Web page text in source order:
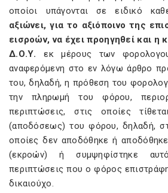
οποίοι υπάγονται σε ειδικό
αξιώνει, για το αξιόποινο της
εισροών, να έχει προηγηθεί και
Δ.Ο.Υ.
εκ μέρους των
αναφερόμενη στο εν λόγω άρθρο
του, δηλαδή, η πρόθεση του
την πληρωμή του φόρου,
περιπτώσεις, στις οποίες
(αποδόσεως) του φόρου, δηλαδή,
οποίες δεν αποδόθηκε ή
(εκροών) ή συμψηφίστηκε
περιπτώσεις που ο φόρος
δικαιούχο.